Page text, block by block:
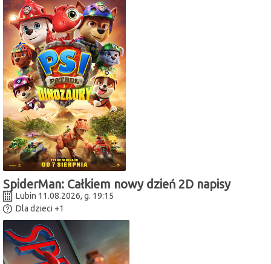
SpiderMan: Całkiem nowy dzień 2D napisy
Lubin 11.08.2026, g. 19:15
Dla dzieci +1